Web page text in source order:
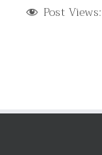
Post Views: